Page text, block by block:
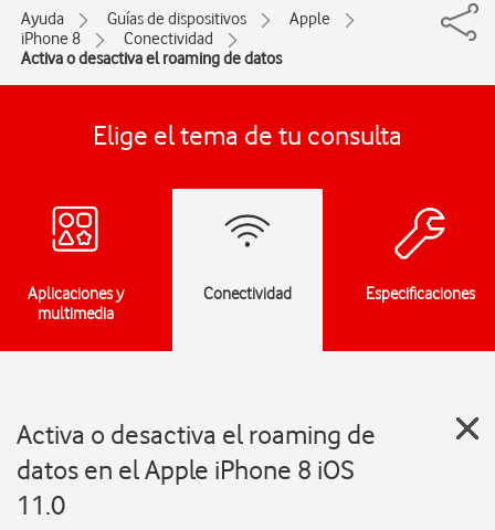
Ayuda Guías de dispositivos
Apple
iPhone 8
Conectividad
Activa o desactiva el roaming de datos
Elige el tema de tu consulta
Aplicaciones y
multimedia
Conectividad Especificaciones
Activa o desactiva el roaming de
datos en el Apple iPhone 8 iOS
11.0